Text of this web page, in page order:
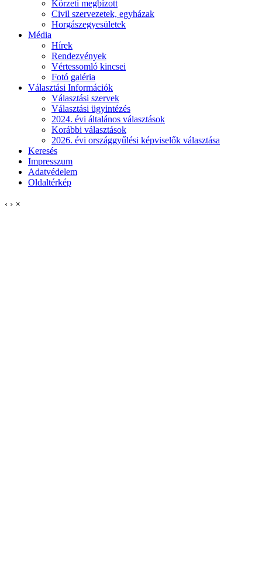
Körzeti megbízott
Civil szervezetek, egyházak
Horgászegyesületek
Média
Hírek
Rendezvények
Vértessomló kincsei
Fotó galéria
Választási Információk
Választási szervek
Választási ügyintézés
2024. évi általános választások
Korábbi választások
2026. évi országgyűlési képviselők választása
Keresés
Impresszum
Adatvédelem
Oldaltérkép
‹ › ×